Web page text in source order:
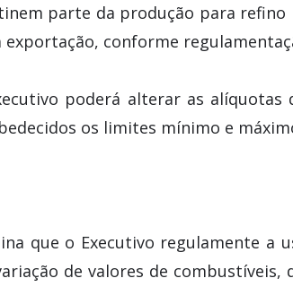
parte da produção para
conforme
poderá alterar as
os limites mínimo e
que o Executivo regulamente a
de valores de combustíveis,